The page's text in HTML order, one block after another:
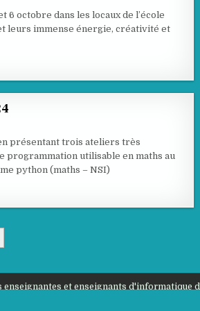
6 octobre dans les locaux de l’école
leurs immense énergie, créativité et
en présentant trois ateliers très
programmation utilisable en maths au
python (maths – NSI)
et enseignants d'informatique